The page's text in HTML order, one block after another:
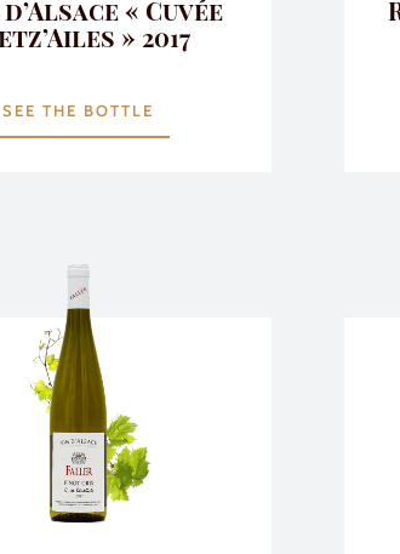
« Cuvée
» 2017
SEE THE BOTTLE